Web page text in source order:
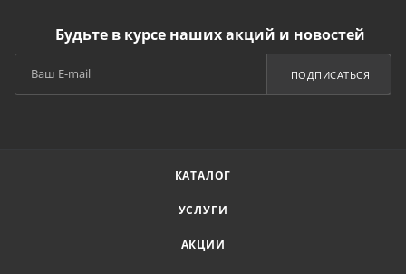
Будьте в курсе наших акций и новостей
ПОДПИСАТЬСЯ
КАТАЛОГ
УСЛУГИ
АКЦИИ